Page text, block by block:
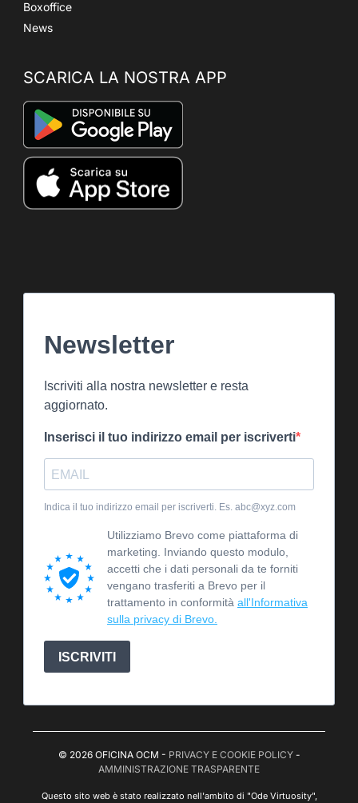
Boxoffice
News
SCARICA LA NOSTRA APP
Newsletter
Iscriviti alla nostra newsletter e resta
aggiornato.
Inserisci il tuo indirizzo email per iscriverti
Indica il tuo indirizzo email per iscriverti. Es. abc@xyz.com
Utilizziamo Brevo come piattaforma di
marketing. Inviando questo modulo,
accetti che i dati personali da te forniti
vengano trasferiti a Brevo per il
trattamento in conformità all'Informativa
sulla privacy di Brevo.
ISCRIVITI
© 2026 OFICINA OCM - PRIVACY E COOKIE POLICY-
AMMINISTRAZIONE TRASPARENTE
Questo sito web è stato realizzato nell'ambito di "Ode Virtuosity",